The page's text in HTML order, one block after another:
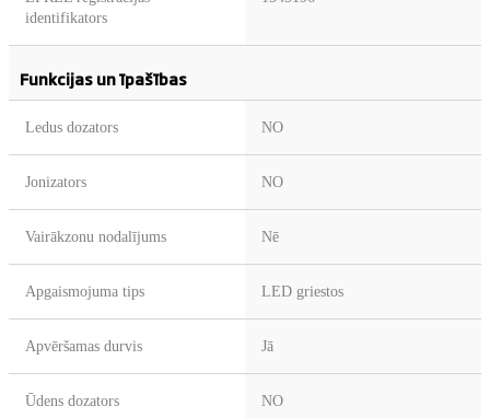
identifikators
Funkcijas un īpašības
Ledus dozators NO
Jonizators NO
Vairākzonu nodalījums Nē
Apgaismojuma tips LED griestos
Apvēršamas durvis Jā
Ūdens dozators NO